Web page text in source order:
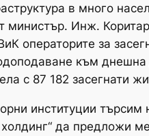
в много
министър. Инж.
операторите за
към
с 87 182 засегнати
институции
да предложи